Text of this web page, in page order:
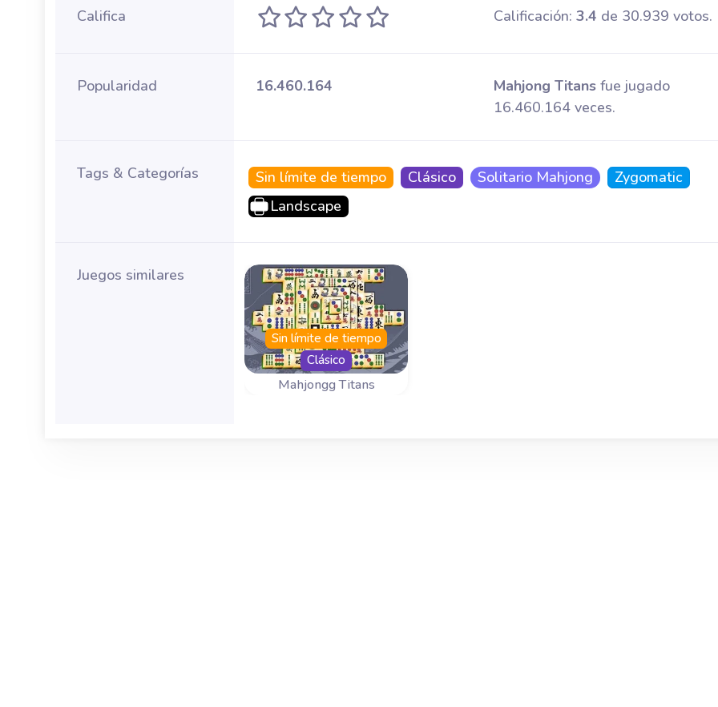
Califica Calificación: 3.4 de 30.939 votos.
Popularidad 16.460.164 Mahjong Titansfue jugado
16.460.164 veces.
Tags & Categorías Sin límite de tiempo Clásico Solitario Mahjong
Zygomatic
Landscape
Juegos similares
Mahjongg Titans
Sin límite de tiempo
Clásico